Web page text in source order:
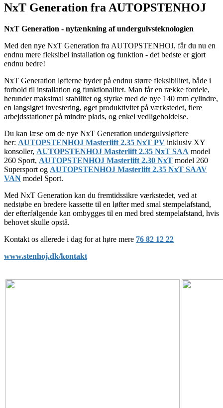
NxT Generation fra AUTOPSTENHOJ
NxT Generation - nytænkning af undergulvsteknologien
Med den nye NxT Generation fra AUTOPSTENHOJ, får du nu en
endnu mere fleksibel installation og funktion - det bedste er gjort
endnu bedre!
NxT Generation løfterne byder på endnu større fleksibilitet, både i
forhold til installation og funktionalitet. Man får en række fordele,
herunder maksimal stabilitet og styrke med de nye 140 mm cylindre,
en langsigtet investering, øget produktivitet på værkstedet, flere
arbejdsstationer på mindre plads, og enkel vedligeholdelse.
Du kan læse om de nye NxT Generation undergulvsløftere
her: AUTOPSTENHOJ Masterlift 2.35 NxT PV inklusiv XY
konsoller, AUTOPSTENHOJ Masterlift 2.35 NxT SAA model
260 Sport, AUTOPSTENHOJ Masterlift 2.30 NxT model 260
Supersport og AUTOPSTENHOJ Masterlift 2.35 NxT SAAV
VAN model Sport.
Med NxT Generation kan du fremtidssikre værkstedet, ved at
nedstøbe en bredere kassette til en løfter med smal stempelafstand,
der efterfølgende kan ombygges til en med bred stempelafstand, hvis
behovet skulle opstå.
Kontakt os allerede i dag for at høre mere 76 82 12 22
www.stenhoj.dk/kontakt